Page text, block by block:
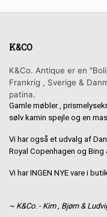
K&CO
K&Co. Antique er en
Frankrig , Sverige &
patina.
Gamle møbler ,
sølv kamin spejle og en
Vi har også et udvalg af
Royal Copenhagen og Bing
Vi har INGEN NYE vare i
~ K&Co. - Kim , Bjørn &